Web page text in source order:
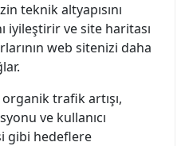
teknik altyapısını
iyileştirir ve site haritası
web sitenizi daha
trafik artışı,
ve kullanıcı
gibi hedeflere